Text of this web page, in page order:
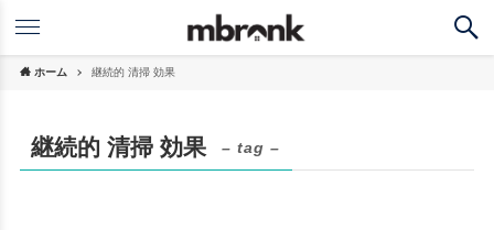
ホーム 継続的 清掃 効果
継続的 清掃 効果 – tag –